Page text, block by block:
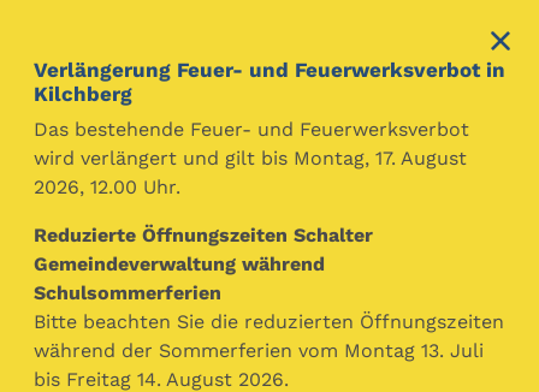
Verlängerung Feuer- und Feuerwerksverbot in
Kilchberg
Das bestehende Feuer- und Feuerwerksverbot
wird verlängert und gilt bis Montag, 17. August
2026, 12.00 Uhr.
Reduzierte Öffnungszeiten Schalter
Gemeindeverwaltung während
Schulsommerferien
Bitte beachten Sie die reduzierten Öffnungszeiten
während der Sommerferien vom Montag 13. Juli
bis Freitag 14. August 2026.
Sandro Capeder
Partei: GLP
Funktion:Mitglied Baukommission
Berufliche Tätigkeit: Raum- / Stadtplaner